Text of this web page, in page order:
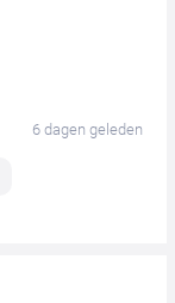
6 dagen geleden